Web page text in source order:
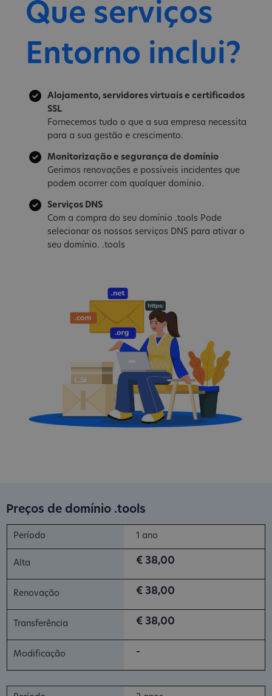
Que serviços
Entorno inclui?
Alojamento, servidores virtuais e certificados
SSL
Fornecemos tudo o que a sua empresa necessita
para a sua gestão e crescimento.
Monitorização e segurança de domínio
Gerimos renovações e possíveis incidentes que
podem ocorrer com qualquer domínio.
Serviços DNS
Com a compra do seu domínio .tools Pode
selecionar os nossos serviços DNS para ativar o
seu domínio. .tools
Preços de domínio .tools
1 ano
€ 38,00
€ 38,00
€ 38,00
-